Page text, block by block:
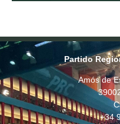
Partido
Amós de
+34